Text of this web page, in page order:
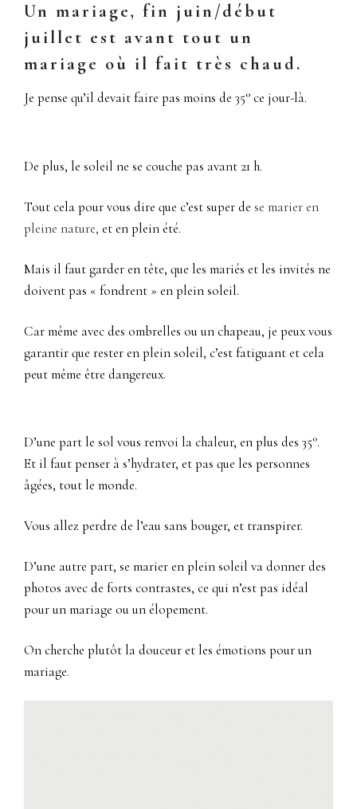
Un mariage, fin juin/début
juillet est avant tout un
mariage où il fait très chaud.
Je pense qu’il devait faire pas moins de 35° ce jour-là.
De plus, le soleil ne se couche pas avant 21 h.
Tout cela pour vous dire que c’est super de se marier en
pleine nature, et en plein été.
Mais il faut garder en tête, que les mariés et les invités ne
doivent pas « fondrent » en plein soleil.
Car même avec des ombrelles ou un chapeau, je peux vous
garantir que rester en plein soleil, c’est fatiguant et cela
peut même être dangereux.
D’une part le sol vous renvoi la chaleur, en plus des 35°.
Et il faut penser à s’hydrater, et pas que les personnes
âgées, tout le monde.
Vous allez perdre de l’eau sans bouger, et transpirer.
D’une autre part, se marier en plein soleil va donner des
photos avec de forts contrastes, ce qui n’est pas idéal
pour un mariage ou un élopement.
On cherche plutôt la douceur et les émotions pour un
mariage.